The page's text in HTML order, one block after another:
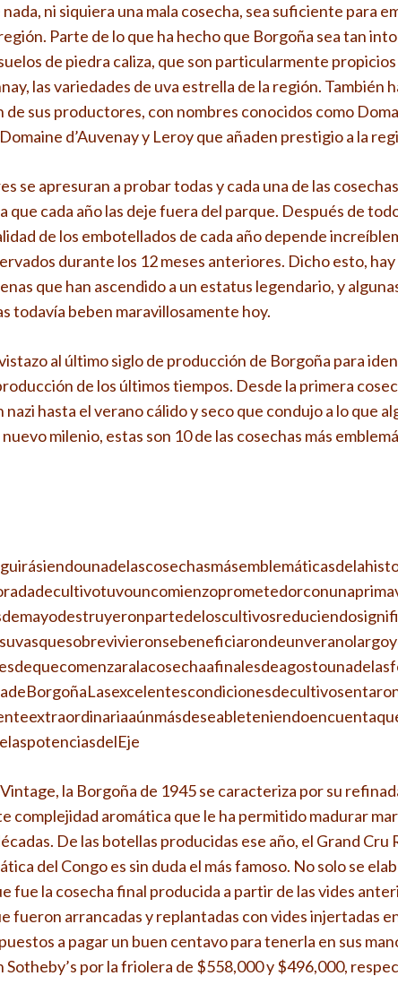
ni siquiera una mala cosecha, sea suficiente para
Parte de lo que ha hecho que Borgoña sea tan
de piedra caliza, que son particularmente
las variedades de uva estrella de la región. También
sus productores, con nombres conocidos como
d’Auvenay y Leroy que añaden prestigio a la
se apresuran a probar todas y cada una de las
que cada año las deje fuera del parque. Después de
de los embotellados de cada año depende
durante los 12 meses anteriores. Dicho esto, hay
que han ascendido a un estatus legendario, y
todavía beben maravillosamente hoy.
al último siglo de producción de Borgoña para
de los últimos tiempos. Desde la primera
hasta el verano cálido y seco que condujo a lo que
milenio, estas son 10 de las cosechas más
la Borgoña de 1945 se caracteriza por su
complejidad aromática que le ha permitido madurar
De las botellas producidas ese año, el Grand Cru
del Congo es sin duda el más famoso. No solo se
fue la cosecha final producida a partir de las vides
fueron arrancadas y replantadas con vides injertadas
a pagar un buen centavo para tenerla en sus
Sotheby’s por la friolera de $558,000 y $496,000,